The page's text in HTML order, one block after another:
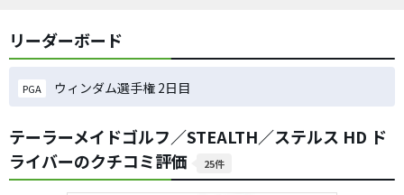
リーダーボード
PGA ウィンダム選手権 2日目
テーラーメイドゴルフ／STEALTH／ステルス HD ド
ライバーのクチコミ評価
25件